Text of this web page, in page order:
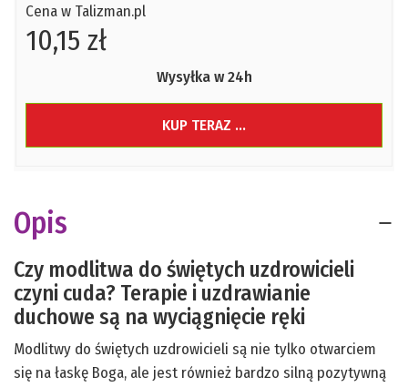
Cena w Talizman.pl
10,15 zł
Wysyłka w 24h
KUP TERAZ ...
Opis
Czy modlitwa do świętych uzdrowicieli
czyni cuda? Terapie i uzdrawianie
duchowe są na wyciągnięcie ręki
Modlitwy do świętych uzdrowicieli są nie tylko otwarciem
się na łaskę Boga, ale jest również bardzo silną pozytywną